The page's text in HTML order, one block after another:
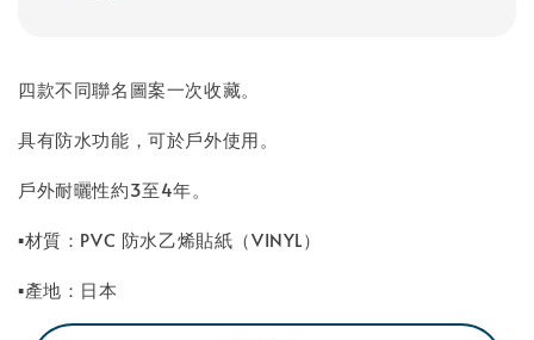
四款不同聯名圖案一次收藏。
具有防水功能，可於戶外使用。
戶外耐曬性約3至4年。
▪材質：PVC 防水乙烯貼紙（VINYL）
▪產地：日本